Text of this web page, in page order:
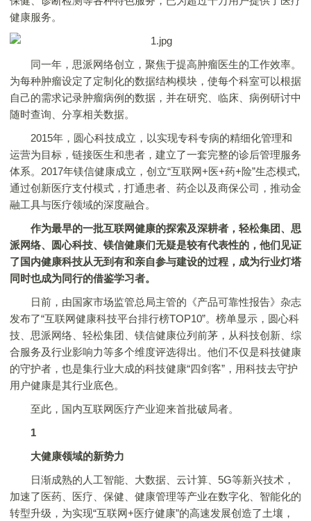
健康服务。
同一年，思派网络创立，聚焦于提高肿瘤医生的工作效率。
为每种肿瘤设定了定制化的数据结构模块，使每个科室可以根据
自己的需求记录肿瘤病例的数据，并在研究、临床、病例研讨中
随时查询、分享相关数据。
2015年，圆心科技成立，以实现专科专病的精细化管理和
运营为目标，链接医生和患者，建立了一套完整的诊后管理服务
体系。2017年镁信健康成立，创立“互联网+医+药+险”生态模式,
通过创新医疗支付模式，打通患者、药企以及商保公司，推动金
融工具与医疗领域的深度融合。
作为最早的一批互联网健康的探索及深耕者，轻松集团、思
派网络、圆心科技、镁信健康们无疑是较有代表性的，他们见证
了国内健康科技从无到有和亲自参与建设的过程，成为行业灯塔
同时也成为同行的借鉴学习者。
日前，由国家市场监管总局主管的《产品可靠性报告》杂志
发布了“互联网健康科技平台排行榜TOP10”。榜单显示，圆心科
技、思派网络、轻松集团、镁信健康位列前茅，从科技创新、综
合服务及行业影响力等多个维度评选得出。他们不仅是科技健康
的守护者，也是集行业大成的科技健康“四剑客”，用科技去守护
用户健康是其行业底色。
至此，国内互联网医疗产业迎来首批破局者。
1
大健康领域的新势力
日渐成熟的人工智能、大数据、云计算、5G等新兴技术，
加速了医药、医疗、保健、健康管理等产业在数字化、智能化的
转型升级，为实现“互联网+医疗健康”的高速发展创造了土壤，